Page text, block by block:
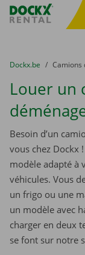
sitename
You are here:
du
Dockx.be to
Camions
Louer un
Besoin d’un
vous chez Dockx
modèle adapté à
véhicules. Vous
un frigo ou une
un modèle avec
charger en deux
se font sur notre